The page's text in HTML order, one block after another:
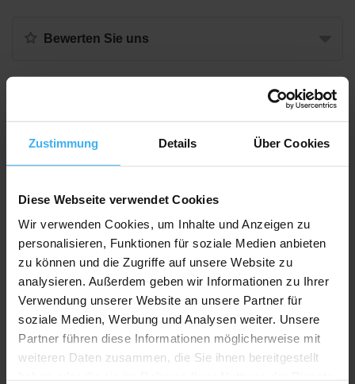
Zustimmung Details Über Cookies
Diese Webseite verwendet Cookies
Wir verwenden Cookies, um Inhalte und Anzeigen zu
personalisieren, Funktionen für soziale Medien anbieten
zu können und die Zugriffe auf unsere Website zu
analysieren. Außerdem geben wir Informationen zu Ihrer
Verwendung unserer Website an unsere Partner für
soziale Medien, Werbung und Analysen weiter. Unsere
Partner führen diese Informationen möglicherweise mit
weiteren Daten zusammen, die Sie ihnen bereitgestellt
Bewerten Sie uns